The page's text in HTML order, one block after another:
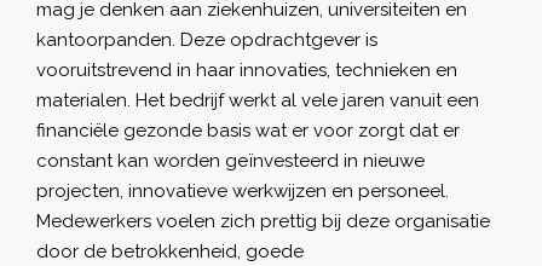
mag je denken aan ziekenhuizen, universiteiten en
kantoorpanden. Deze opdrachtgever is
vooruitstrevend in haar innovaties, technieken en
materialen. Het bedrijf werkt al vele jaren vanuit een
financiële gezonde basis wat er voor zorgt dat er
constant kan worden geïnvesteerd in nieuwe
projecten, innovatieve werkwijzen en personeel.
Medewerkers voelen zich prettig bij deze organisatie
door de betrokkenheid, goede